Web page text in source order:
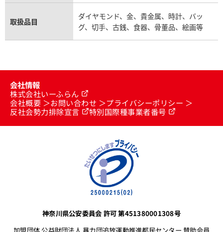
取扱品目
ダイヤモンド、金、貴金属、時計、バッ
グ、切手、古銭、食器、骨董品、絵画等
会社情報
株式会社いーふらん
会社概要
お問い合わせ
プライバシーポリシー
反社会勢力排除宣言
特別国際種事業者番号
神奈川県公安委員会 許可 第451380001308号